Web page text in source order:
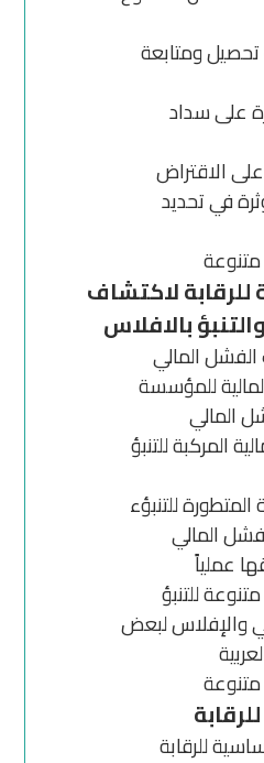
تحصيل ومتابعة
على سداد
الاقتراض
في تحديد
للرقابة لاكتشاف
بالافلاس
المالي
للمؤسسة
المالي
المركبة للتنبؤ
المتطورة للتنبؤء
المالي
عملياً
للتنبؤ
والإفلاس لبعض
للرقابة